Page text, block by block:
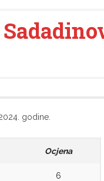
godine.
Ocjena
6